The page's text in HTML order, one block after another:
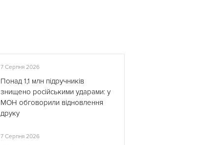
7 Серпня 2026
Понад 1,1 млн підручників
знищено російськими ударами: у
МОН обговорили відновлення
друку
7 Серпня 2026